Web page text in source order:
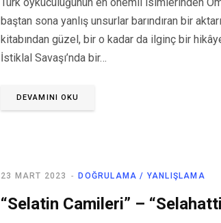
baştan sona yanlış unsurlar barındıran bir
kitabından güzel, bir o kadar da ilginç bir
İstiklal Savaşı’nda bir…
DEVAMINI OKU
DOĞRULAMA / YANLIŞLAMA
23 MART 2023
“Selatin Camileri” –